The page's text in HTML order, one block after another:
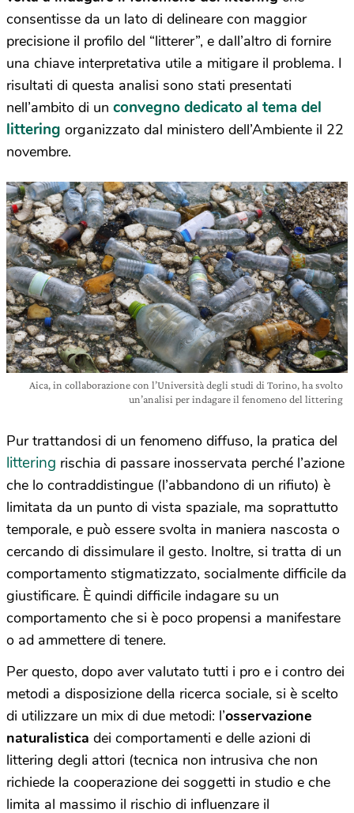
consentisse da un lato di delineare con maggior
precisione il profilo del “litterer”, e dall’altro di fornire
una chiave interpretativa utile a mitigare il problema. I
risultati di questa analisi sono stati presentati
nell’ambito di un convegno dedicato al tema del
littering organizzato dal ministero dell’Ambiente il 22
novembre.
Aica, in collaborazione con l’Università degli studi di Torino, ha svolto
un’analisi per indagare il fenomeno del littering
Pur trattandosi di un fenomeno diffuso, la pratica del
littering rischia di passare inosservata perché l’azione
che lo contraddistingue (l’abbandono di un rifiuto) è
limitata da un punto di vista spaziale, ma soprattutto
temporale, e può essere svolta in maniera nascosta o
cercando di dissimulare il gesto. Inoltre, si tratta di un
comportamento stigmatizzato, socialmente difficile da
giustificare. È quindi difficile indagare su un
comportamento che si è poco propensi a manifestare
o ad ammettere di tenere.
Per questo, dopo aver valutato tutti i pro e i contro dei
metodi a disposizione della ricerca sociale, si è scelto
di utilizzare un mix di due metodi: l’osservazione
naturalistica dei comportamenti e delle azioni di
littering degli attori (tecnica non intrusiva che non
richiede la cooperazione dei soggetti in studio e che
limita al massimo il rischio di influenzare il